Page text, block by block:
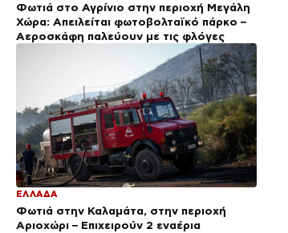
Φωτιά στο Αγρίνιο στην περιοχή Μεγάλη
Χώρα: Απειλείται φωτοβολταϊκό πάρκο –
Αεροσκάφη παλεύουν με τις φλόγες
ΕΛΛΑΔΑ
Φωτιά στην Καλαμάτα, στην περιοχή
Αριοχώρι – Επιχειρούν 2 εναέρια